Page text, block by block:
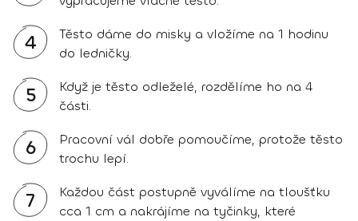
4
Těsto dáme do misky a vložíme na 1 hodinu
do ledničky.
5
Když je těsto odleželé, rozdělíme ho na 4
části.
6
Pracovní vál dobře pomoučíme, protože těsto
trochu lepí.
7
Každou část postupně vyválíme na tloušťku
cca 1 cm a nakrájíme na tyčinky, které